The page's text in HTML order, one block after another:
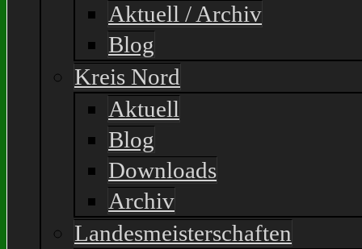
Aktuell / Archiv
Blog
Kreis Nord
Aktuell
Blog
Downloads
Archiv
Landesmeisterschaften